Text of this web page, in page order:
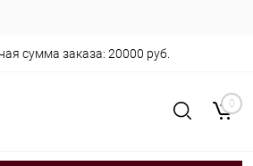
сумма заказа: 20000 руб.
0